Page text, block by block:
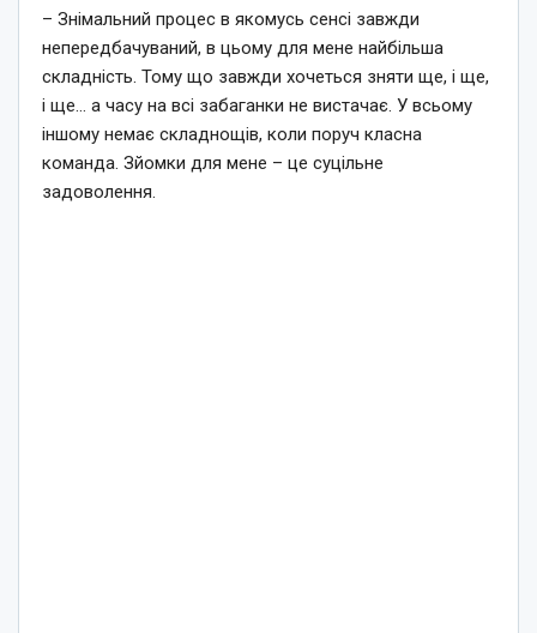
– Знімальний процес в якомусь сенсі завжди
непередбачуваний, в цьому для мене найбільша
складність. Тому що завжди хочеться зняти ще, і ще,
і ще… а часу на всі забаганки не вистачає. У всьому
іншому немає складнощів, коли поруч класна
команда. Зйомки для мене – це суцільне
задоволення.